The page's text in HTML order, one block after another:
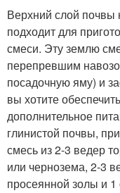
Верхний слой почвы
подходит для
смеси. Эту землю
перепревшим
посадочную яму) и
вы хотите
дополнительное
глинистой почвы,
смесь из 2-3 ведер
или чернозема, 2-3
просеянной золы и